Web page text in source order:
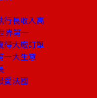
長收入高
界第一
得大廠訂單
一大生意
愛法國